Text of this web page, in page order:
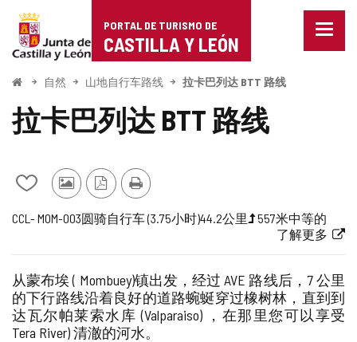
Portal
de
Turismo
de
Castilla
León
PORTAL DE TURISMO DE
CASTILLA Y LEÓN
菜
开
自然 山地自行车路线 拉卡巴列达 BTT 路线
拉卡巴列达 BTT 路线
从
的
记
中
添
加/
删
其
游
的
片
PDF
本
打
航
代
码
CCL- MOM-003
旅
圆
一
骑自行车 (3.75小时)
长
44.2公里
高
梯
度
（米）
557米
路
难
度
中等的
链
到
外
部
网
站
了解更多
从蒙布埃 ( Mombuey)镇出发，经过 AVE 路线后，7 公里
的下行路线沿着良好的道路蜿蜒穿过橡树林，直到到
达瓦尔帕莱索水库 (Valparaiso)，在那里您可以享受
Tera River) 清澈的河水。